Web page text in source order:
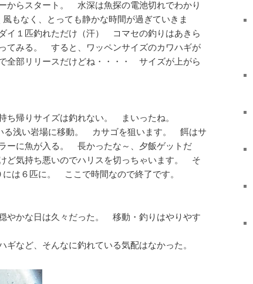
からスタート。 水深は魚探の電池切れでわかり
もなく、とっても静かな時間が過ぎていきま
イ１匹釣れただけ（汗） コマセの釣りはあきら
てみる。 すると、ワッペンサイズのカワハギが
全部リリースだけどね・・・・ サイズが上がら
ち帰りサイズは釣れない。 まいったね。
る浅い岩場に移動。 カサゴを狙います。 餌はサ
ーに魚が入る。 長かったな～、夕飯ゲットだ
ど気持ち悪いのでハリスを切っちゃいます。 そ
は６匹に。 ここで時間なので終了です。
やかな日は久々だった。 移動・釣りはやりやす
ギなど、そんなに釣れている気配はなかった。